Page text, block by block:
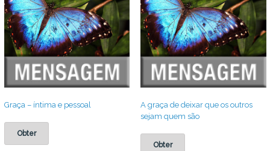
Graça – íntima e pessoal
Obter
A graça de deixar que os outros
sejam quem são
Obter